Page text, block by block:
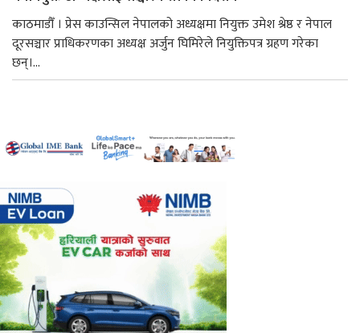
काठमाडौँ । प्रेस काउन्सिल नेपालको अध्यक्षमा नियुक्त उमेश श्रेष्ठ र नेपाल
दूरसञ्चार प्राधिकरणका अध्यक्ष अर्जुन घिमिरेले नियुक्तिपत्र ग्रहण गरेका
छन्।...